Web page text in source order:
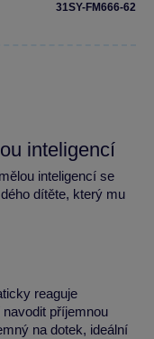
31SY-FM666-62
inteligencí
inteligencí se
dítěte, který mu
reaguje
příjemnou
na dotek, ideální